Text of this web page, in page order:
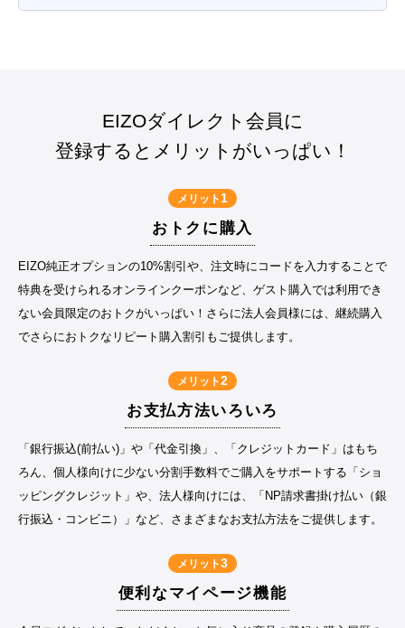
EIZOダイレクト会員に
登録するとメリットがいっぱい！
メリット 1
おトクに購入
EIZO純正オプションの10%割引や、注文時にコードを入力することで
特典を受けられるオンラインクーポンなど、ゲスト購入では利用でき
ない会員限定のおトクがいっぱい！さらに法人会員様には、継続購入
でさらにおトクなリピート購入割引もご提供します。
メリット2
お支払方法いろいろ
「銀行振込(前払い)」や「代金引換」、「クレジットカード」はもち
ろん、個人様向けに少ない分割手数料でご購入をサポートする「ショ
ッピングクレジット」や、法人様向けには、「NP請求書掛け払い（銀
行振込・コンビニ）」など、さまざまなお支払方法をご提供します。
メリット3
便利なマイページ機能